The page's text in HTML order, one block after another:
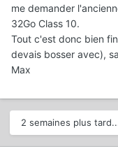
me demander
32Go Class 10.
Tout c'est donc bien
devais bosser avec),
Max
2 semaines plus